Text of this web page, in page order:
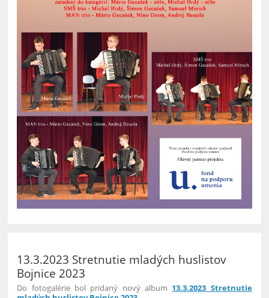
13.3.2023 Stretnutie mladých huslistov
Bojnice 2023
Do fotogalérie bol pridaný nový album 13.3.2023 Stretnutie